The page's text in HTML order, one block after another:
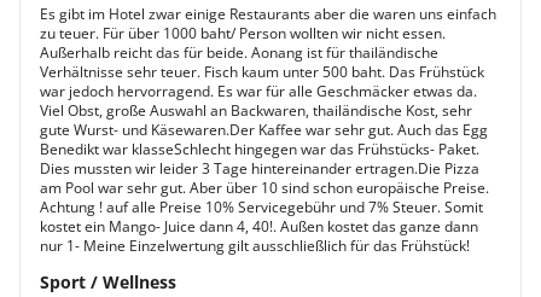
Es gibt im Hotel zwar einige Restaurants aber die waren uns einfach
zu teuer. Für über 1000 baht/ Person wollten wir nicht essen.
Außerhalb reicht das für beide. Aonang ist für thailändische
Verhältnisse sehr teuer. Fisch kaum unter 500 baht. Das Frühstück
war jedoch hervorragend. Es war für alle Geschmäcker etwas da.
Viel Obst, große Auswahl an Backwaren, thailändische Kost, sehr
gute Wurst- und Käsewaren.Der Kaffee war sehr gut. Auch das Egg
Benedikt war klasseSchlecht hingegen war das Frühstücks- Paket.
Dies mussten wir leider 3 Tage hintereinander ertragen.Die Pizza
am Pool war sehr gut. Aber über 10 sind schon europäische Preise.
Achtung ! auf alle Preise 10% Servicegebühr und 7% Steuer. Somit
kostet ein Mango- Juice dann 4, 40!. Außen kostet das ganze dann
nur 1- Meine Einzelwertung gilt ausschließlich für das Frühstück!
Sport / Wellness